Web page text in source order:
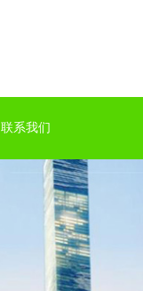
联系我们